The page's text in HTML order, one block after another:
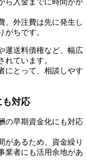
、外注費は先に発生し
がちです。
運送料債権など、幅広
れています。
にとって、相談しやす
も対応
の早期資金化にも対応
があるため、資金繰り
業者にも活用余地があ